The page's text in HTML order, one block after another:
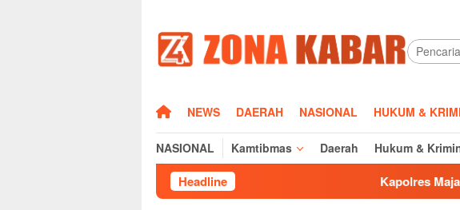
konten
HOMENEWS DAERAH NASIONAL HUKUM &
NASIONAL Kamtibmas Daerah Hukum &
Headline Kapolres Majalengka Hadiri